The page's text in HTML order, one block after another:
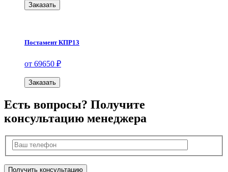
Заказать
Постамент КПР13
от 69650 ₽
Заказать
Есть вопросы? Получите
консультацию менеджера